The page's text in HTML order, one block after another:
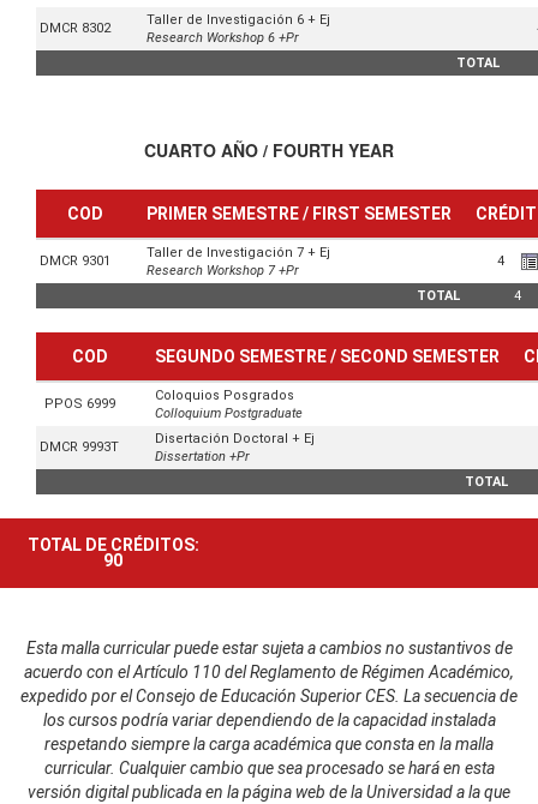
DMCR 8302
Taller de Investigación 6 + Ej
Research Workshop 6 +Pr
TOTAL
CUARTO AÑO / FOURTH YEAR
COD PRIMER SEMESTRE / FIRST SEMESTER
DMCR 9301
Taller de Investigación 7 + Ej
Research Workshop 7 +Pr
4
TOTAL 4
COD SEGUNDO SEMESTRE / SECOND SEMESTER
PPOS 6999
Coloquios Posgrados
Colloquium Postgraduate
DMCR 9993T
Disertación Doctoral + Ej
Dissertation +Pr
TOTAL
TOTAL DE CRÉDITOS:
90
Esta malla curricular puede estar sujeta a cambios no sustantivos de
acuerdo con el Artículo 110 del Reglamento de Régimen Académico,
expedido por el Consejo de Educación Superior CES. La secuencia de
los cursos podría variar dependiendo de la capacidad instalada
respetando siempre la carga académica que consta en la malla
curricular. Cualquier cambio que sea procesado se hará en esta
versión digital publicada en la página web de la Universidad a la que